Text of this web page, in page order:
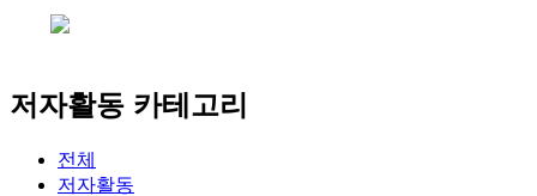
저자활동 카테고리
전체
저자활동